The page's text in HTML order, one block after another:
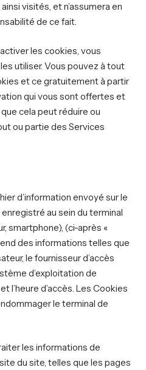
visités, et n’assumera en
de ce fait.
les cookies, vous
utiliser. Vous pouvez à tout
et ce gratuitement à partir
qui vous sont offertes et
cela peut réduire ou
ou partie des Services
d’information envoyé sur le
au sein du terminal
smartphone), (ci-après «
des informations telles que
le fournisseur d’accès
d’exploitation de
l’heure d’accès. Les Cookies
le terminal de
les informations de
du site, telles que les pages